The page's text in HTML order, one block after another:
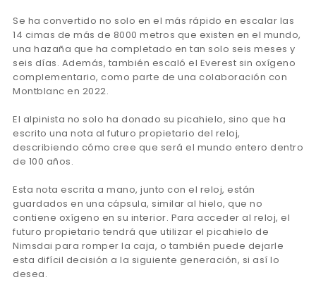
Se ha convertido no solo en el más rápido en escalar las
14 cimas de más de 8000 metros que existen en el mundo,
una hazaña que ha completado en tan solo seis meses y
seis días. Además, también escaló el Everest sin oxígeno
complementario, como parte de una colaboración con
Montblanc en 2022.
El alpinista no solo ha donado su picahielo, sino que ha
escrito una nota al futuro propietario del reloj,
describiendo cómo cree que será el mundo entero dentro
de 100 años.
Esta nota escrita a mano, junto con el reloj, están
guardados en una cápsula, similar al hielo, que no
contiene oxígeno en su interior. Para acceder al reloj, el
futuro propietario tendrá que utilizar el picahielo de
Nimsdai para romper la caja, o también puede dejarle
esta difícil decisión a la siguiente generación, si así lo
desea.